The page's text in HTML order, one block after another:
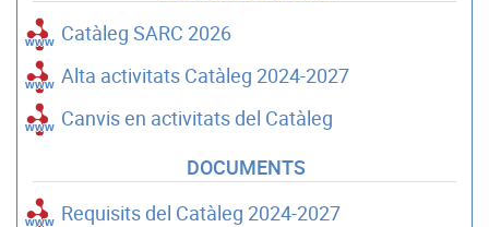
Catàleg SARC 2026
Alta activitats Catàleg 2024-2027
Canvis en activitats del Catàleg
DOCUMENTS
Requisits del Catàleg 2024-2027